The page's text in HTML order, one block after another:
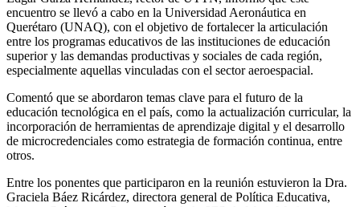
encuentro se llevó a cabo en la Universidad Aeronáutica en
Querétaro (UNAQ), con el objetivo de fortalecer la articulación
entre los programas educativos de las instituciones de educación
superior y las demandas productivas y sociales de cada región,
especialmente aquellas vinculadas con el sector aeroespacial.
Comentó que se abordaron temas clave para el futuro de la
educación tecnológica en el país, como la actualización curricular, la
incorporación de herramientas de aprendizaje digital y el desarrollo
de microcredenciales como estrategia de formación continua, entre
otros.
Entre los ponentes que participaron en la reunión estuvieron la Dra.
Graciela Báez Ricárdez, directora general de Política Educativa,